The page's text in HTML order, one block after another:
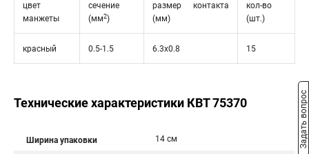
цвет
манжеты
сечение
(мм2)
размер контакта
(мм)
кол-во
(шт.)
красный 0.5-1.5 6.3х0.8 15
Технические характеристики КВТ 75370
Ширина упаковки 14 см Задать вопрос